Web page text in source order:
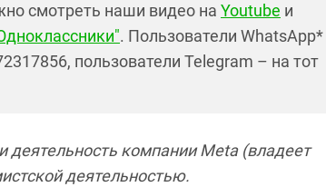
смотреть наши видео на Youtube и
. Пользователи WhatsApp*
пользователи Telegram – на тот
деятельность компании Meta (владеет
деятельностью.